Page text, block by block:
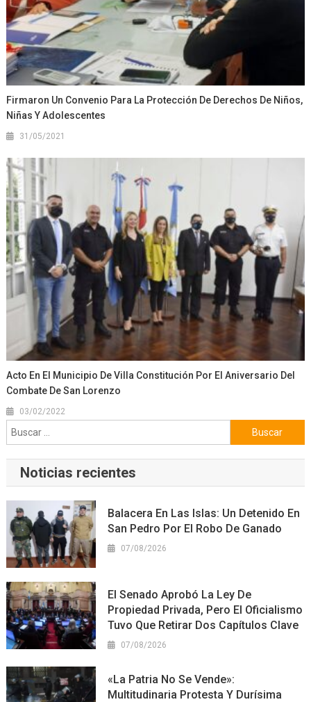
Firmaron Un Convenio Para La Protección De Derechos De Niños,
Niñas Y Adolescentes
31/05/2021
Acto En El Municipio De Villa Constitución Por El Aniversario Del
Combate De San Lorenzo
03/02/2022
Buscar:
Noticias recientes
Balacera En Las Islas: Un Detenido En
San Pedro Por El Robo De Ganado
07/08/2026
El Senado Aprobó La Ley De
Propiedad Privada, Pero El Oficialismo
Tuvo Que Retirar Dos Capítulos Clave
07/08/2026
«La Patria No Se Vende»:
Multitudinaria Protesta Y Durísima